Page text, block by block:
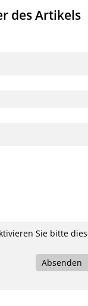
des Artikels
Sie bitte
Absenden